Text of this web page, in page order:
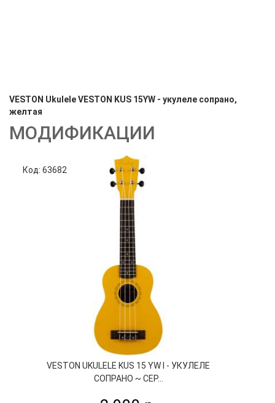
VESTON Ukulele VESTON KUS 15YW - укулеле сопрано,
желтая
МОДИФИКАЦИИ
Код: 63682
VESTON UKULELE KUS 15 YW I - УКУЛЕЛЕ
СОПРАНО ~ СЕР...